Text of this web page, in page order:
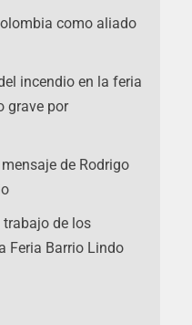
como aliado
incendio en la feria
grave por
de Rodrigo
trabajo de los
Feria Barrio Lindo